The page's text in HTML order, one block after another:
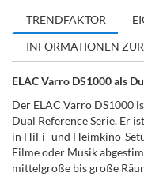
TRENDFAKTOR
INFORMATIONEN
ELAC Varro DS1000 als
Der ELAC Varro DS1000
Dual Reference Serie. Er
in HiFi- und Heimkino-
Filme oder Musik
mittelgroße bis große